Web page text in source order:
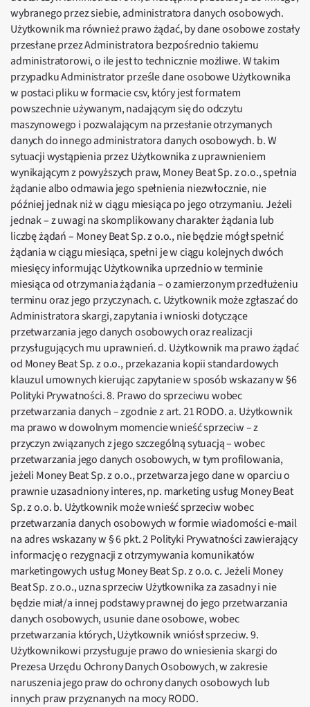
wybranego przez siebie, administratora danych osobowych.
Użytkownik ma również prawo żądać, by dane osobowe zostały
przesłane przez Administratora bezpośrednio takiemu
administratorowi, o ile jest to technicznie możliwe. W takim
przypadku Administrator prześle dane osobowe Użytkownika
w postaci pliku w formacie csv, który jest formatem
powszechnie używanym, nadającym się do odczytu
maszynowego i pozwalającym na przesłanie otrzymanych
danych do innego administratora danych osobowych. b. W
sytuacji wystąpienia przez Użytkownika z uprawnieniem
wynikającym z powyższych praw, Money Beat Sp. z o.o., spełnia
żądanie albo odmawia jego spełnienia niezwłocznie, nie
później jednak niż w ciągu miesiąca po jego otrzymaniu. Jeżeli
jednak – z uwagi na skomplikowany charakter żądania lub
liczbę żądań – Money Beat Sp. z o.o., nie będzie mógł spełnić
żądania w ciągu miesiąca, spełni je w ciągu kolejnych dwóch
miesięcy informując Użytkownika uprzednio w terminie
miesiąca od otrzymania żądania – o zamierzonym przedłużeniu
terminu oraz jego przyczynach. c. Użytkownik może zgłaszać do
Administratora skargi, zapytania i wnioski dotyczące
przetwarzania jego danych osobowych oraz realizacji
przysługujących mu uprawnień. d. Użytkownik ma prawo żądać
od Money Beat Sp. z o.o., przekazania kopii standardowych
klauzul umownych kierując zapytanie w sposób wskazany w §6
Polityki Prywatności. 8. Prawo do sprzeciwu wobec
przetwarzania danych – zgodnie z art. 21 RODO. a. Użytkownik
ma prawo w dowolnym momencie wnieść sprzeciw – z
przyczyn związanych z jego szczególną sytuacją – wobec
przetwarzania jego danych osobowych, w tym profilowania,
jeżeli Money Beat Sp. z o.o., przetwarza jego dane w oparciu o
prawnie uzasadniony interes, np. marketing usług Money Beat
Sp. z o.o. b. Użytkownik może wnieść sprzeciw wobec
przetwarzania danych osobowych w formie wiadomości e-mail
na adres wskazany w § 6 pkt. 2 Polityki Prywatności zawierający
informację o rezygnacji z otrzymywania komunikatów
marketingowych usług Money Beat Sp. z o.o. c. Jeżeli Money
Beat Sp. z o.o., uzna sprzeciw Użytkownika za zasadny i nie
będzie miał/a innej podstawy prawnej do jego przetwarzania
danych osobowych, usunie dane osobowe, wobec
przetwarzania których, Użytkownik wniósł sprzeciw. 9.
Użytkownikowi przysługuje prawo do wniesienia skargi do
Prezesa Urzędu Ochrony Danych Osobowych, w zakresie
naruszenia jego praw do ochrony danych osobowych lub
innych praw przyznanych na mocy RODO.